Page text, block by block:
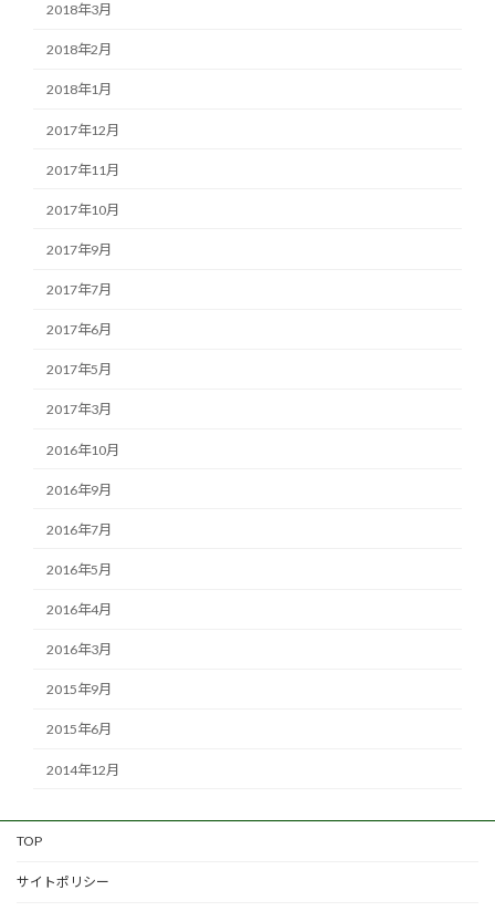
2018年3月
2018年2月
2018年1月
2017年12月
2017年11月
2017年10月
2017年9月
2017年7月
2017年6月
2017年5月
2017年3月
2016年10月
2016年9月
2016年7月
2016年5月
2016年4月
2016年3月
2015年9月
2015年6月
2014年12月
TOP
サイトポリシー